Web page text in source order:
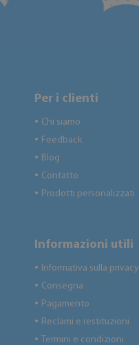
Per i clienti
● Chi siamo
● Feedback
● Blog
● Contatto
● Prodotti personalizzati
Informazioni utili
● Informativa sulla privacy
● Consegna
● Pagamento
● Reclami e restituzioni
● Termini e condizioni